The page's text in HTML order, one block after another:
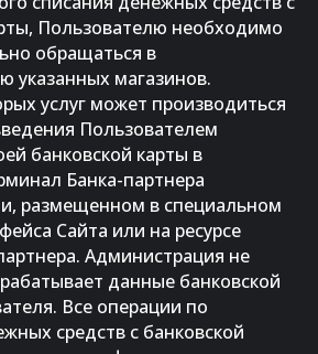
Пользователю необходимо
обращаться в
указанных магазинов.
услуг может производиться
Пользователем
банковской карты в
Банка-партнера
размещенном в специальном
Сайта или на ресурсе
Администрация не
данные банковской
Все операции по
средств с банковской